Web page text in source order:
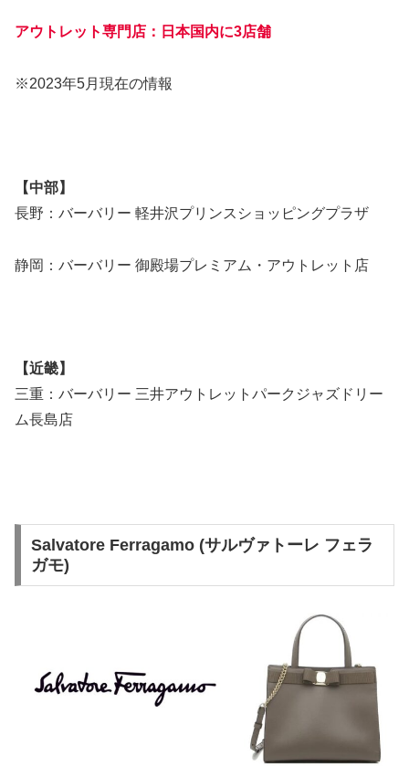
アウトレット専門店：日本国内に3店舗
※2023年5月現在の情報
【中部】
長野：バーバリー 軽井沢プリンスショッピングプラザ
静岡：バーバリー 御殿場プレミアム・アウトレット店
【近畿】
三重：バーバリー 三井アウトレットパークジャズドリー
ム長島店
Salvatore Ferragamo (サルヴァトーレ フェラ
ガモ)